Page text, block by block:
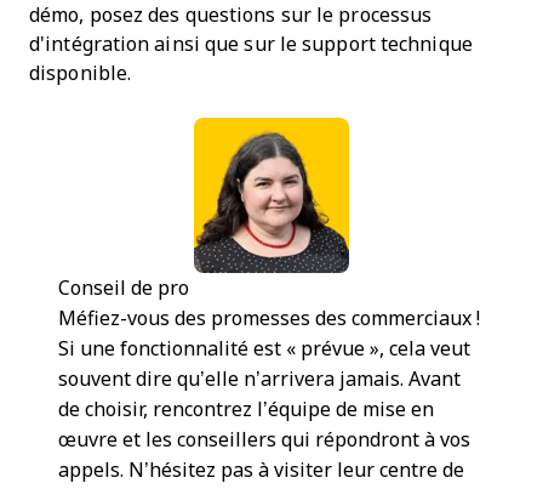
démo, posez des questions sur le processus
d'intégration ainsi que sur le support technique
disponible.
Conseil de pro
Méfiez-vous des promesses des commerciaux !
Si une fonctionnalité est « prévue », cela veut
souvent dire qu’elle n’arrivera jamais. Avant
de choisir, rencontrez l’équipe de mise en
œuvre et les conseillers qui répondront à vos
appels. N’hésitez pas à visiter leur centre de